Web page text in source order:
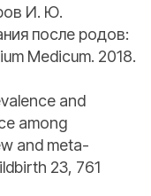
И. Ю.
после родов:
Medicum. 2018.
and
among
and meta-
23, 761